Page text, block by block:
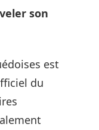
son
est
du